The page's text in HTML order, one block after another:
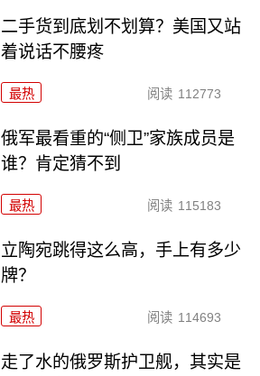
二手货到底划不划算？美国又站
着说话不腰疼
最热 阅读 112773
俄军最看重的“侧卫”家族成员是
谁？肯定猜不到
最热 阅读 115183
立陶宛跳得这么高，手上有多少
牌？
最热 阅读 114693
走了水的俄罗斯护卫舰，其实是